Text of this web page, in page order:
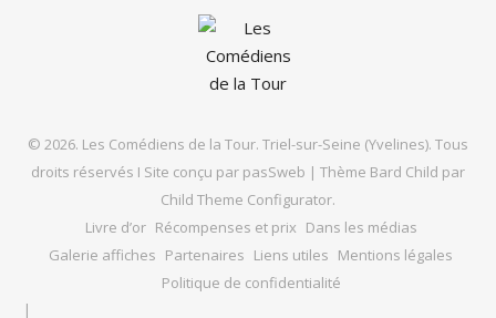
© 2026. Les Comédiens de la Tour. Triel-sur-Seine (Yvelines). Tous
droits réservés I Site conçu par pasSweb | Thème Bard Child par
Child Theme Configurator.
Livre d’or Récompenses et prix Dans les médias
Galerie affiches Partenaires Liens utiles Mentions légales
Politique de confidentialité